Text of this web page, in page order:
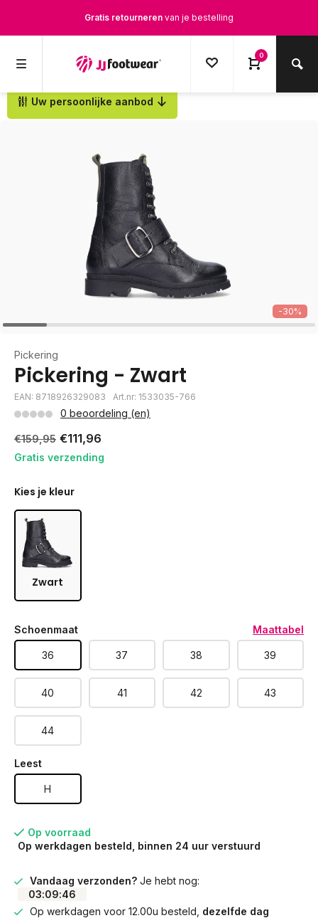
Gratis retourneren van je bestelling
0
Uw persoonlijke aanbod
Terug
-30%
Pickering
Pickering - Zwart
EAN: 8718926329083 Art.nr: 1533035-766
0 beoordeling (en)
€159,95 €111,96
Gratis verzending
Kies je kleur
Zwart
Schoenmaat Maattabel
36 37 38 39
40 41 42 43
44
Leest
H
Op voorraad
Op werkdagen besteld, binnen 24 uur verstuurd
Vandaag verzonden? Je hebt nog:
03:09:46
Op werkdagen voor 12.00u besteld, dezelfde dag